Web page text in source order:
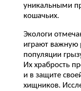
уникальными
кошачьих.
Экологи
играют важную
популяции
Их храбрость
и в защите
хищников.